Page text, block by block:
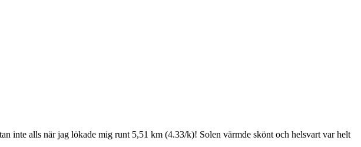
inte alls när jag lökade mig runt 5,51 km (4.33/k)! Solen värmde skönt och helsvart var helt